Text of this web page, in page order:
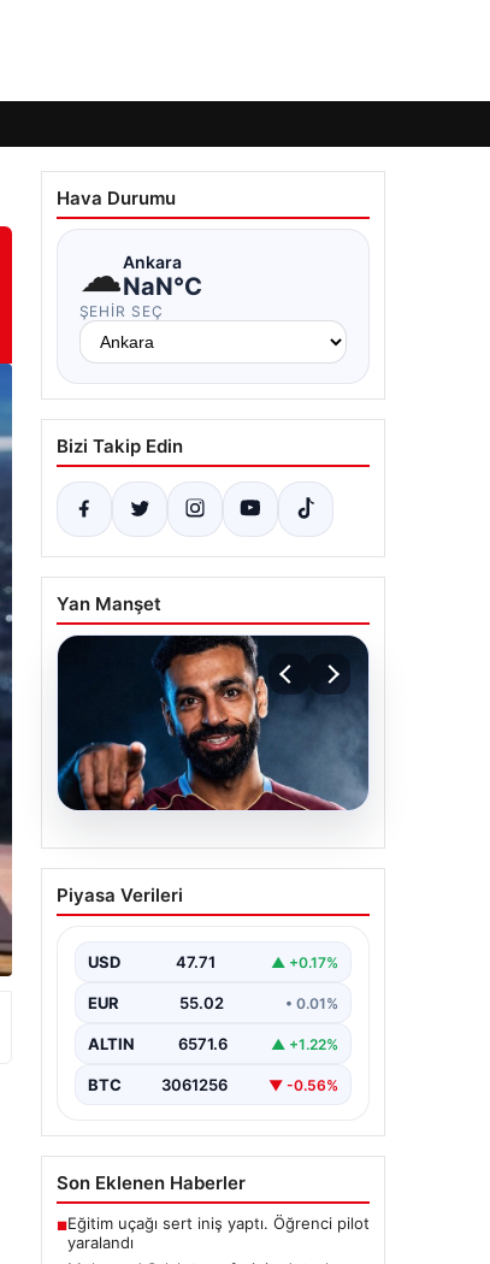
Hava Durumu
☁Ankara
NaN°C
ŞEHIR SEÇ
Bizi Takip Edin
Yan Manşet
05.08.2026
Mohamed Salah
transferinin detayları
Piyasa Verileri
USD 47.71 ▲ +0.17%
EUR 55.02 • 0.01%
ALTIN 6571.6 ▲ +1.22%
BTC 3061256 ▼ -0.56%
Son Eklenen Haberler
■Eğitim uçağı sert iniş yaptı. Öğrenci pilot
yaralandı